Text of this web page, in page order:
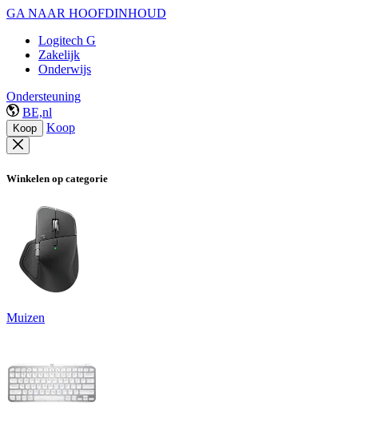
GA NAAR HOOFDINHOUD
Logitech G
Zakelijk
Onderwijs
Ondersteuning
BE,nl
Koop Koop
Winkelen op categorie
Muizen